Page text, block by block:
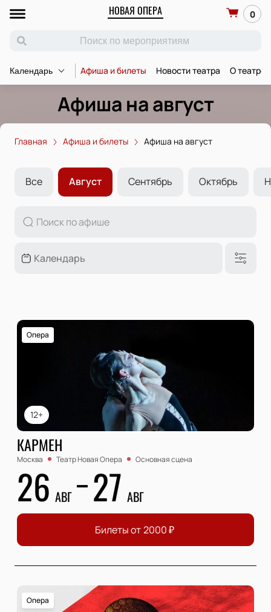
НОВАЯ ОПЕРА 0
Календарь Афиша и билеты Новости театра О театре
Афиша на август
Главная Афиша и билеты Афиша на август
Все Август Сентябрь Октябрь
12+
Опера
КАРМЕН
Москва Театр Новая Опера Основная сцена
26 АВГ 27 АВГ
Билеты от 2000₽
Опера